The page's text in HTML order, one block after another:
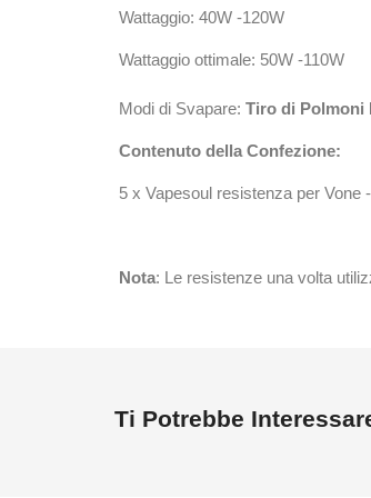
Wattaggio: 40W -120W
Wattaggio ottimale: 50W -110W
Modi di Svapare: Tiro di Polmoni
Contenuto della Confezione:
5 x Vapesoul resistenza per Vone
Nota: Le resistenze una volta
Ti Potrebbe